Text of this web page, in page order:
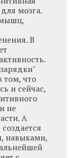
мозга.
В
том, что
и сейчас,
не
А
навыками,